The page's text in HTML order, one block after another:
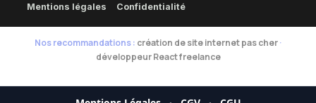
Mentions légales
Confidentialité
Nos recommandations : création de site internet pas cher·
développeur React freelance